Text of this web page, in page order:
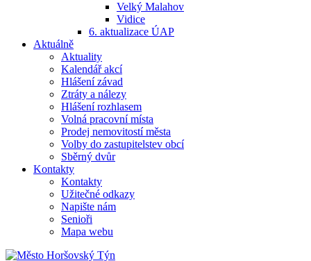
Velký Malahov
Vidice
6. aktualizace ÚAP
Aktuálně
Aktuality
Kalendář akcí
Hlášení závad
Ztráty a nálezy
Hlášení rozhlasem
Volná pracovní místa
Prodej nemovitostí města
Volby do zastupitelstev obcí
Sběrný dvůr
Kontakty
Kontakty
Užitečné odkazy
Napište nám
Senioři
Mapa webu